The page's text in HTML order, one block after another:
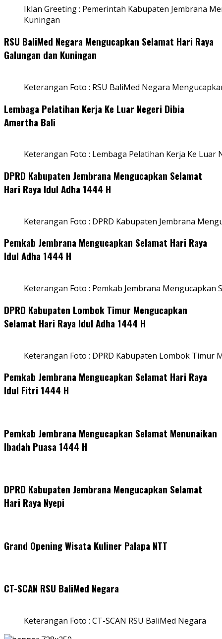
Iklan Greeting : Pemerintah Kabupaten Jembrana
Kuningan
RSU BaliMed Negara Mengucapkan Selamat Hari Raya
Galungan dan Kuningan
Keterangan Foto : RSU BaliMed Negara
Lembaga Pelatihan Kerja Ke Luar Negeri Dibia
Amertha Bali
Keterangan Foto : Lembaga Pelatihan Kerja Ke Luar
DPRD Kabupaten Jembrana Mengucapkan Selamat
Hari Raya Idul Adha 1444 H
Keterangan Foto : DPRD Kabupaten Jembrana
Pemkab Jembrana Mengucapkan Selamat Hari Raya
Idul Adha 1444 H
Keterangan Foto : Pemkab Jembrana Mengucapkan
DPRD Kabupaten Lombok Timur Mengucapkan
Selamat Hari Raya Idul Adha 1444 H
Keterangan Foto : DPRD Kabupaten Lombok Timur
Pemkab Jembrana Mengucapkan Selamat Hari Raya
Idul Fitri 1444 H
Pemkab Jembrana Mengucapkan Selamat Menunaikan
Ibadah Puasa 1444 H
DPRD Kabupaten Jembrana Mengucapkan Selamat
Hari Raya Nyepi
Grand Opening Wisata Kuliner Palapa NTT
CT-SCAN RSU BaliMed Negara
Keterangan Foto : CT-SCAN RSU BaliMed Negara